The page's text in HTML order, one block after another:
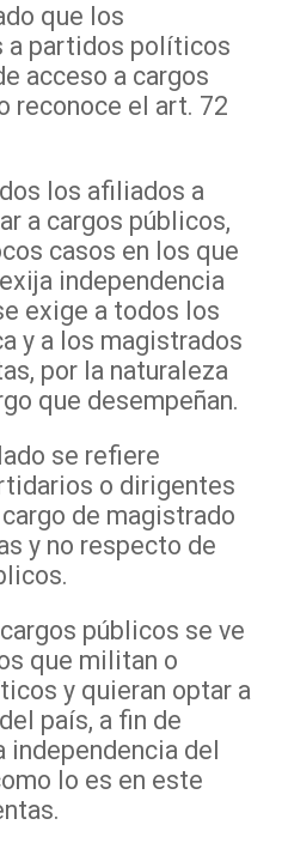
que los
a partidos políticos
acceso a cargos
reconoce el art. 72
los afiliados a
a cargos públicos,
casos en los que
independencia
exige a todos los
y a los magistrados
por la naturaleza
que desempeñan.
se refiere
o dirigentes
de magistrado
y no respecto de
públicos se ve
que militan o
y quieran optar a
país, a fin de
del
lo es en este